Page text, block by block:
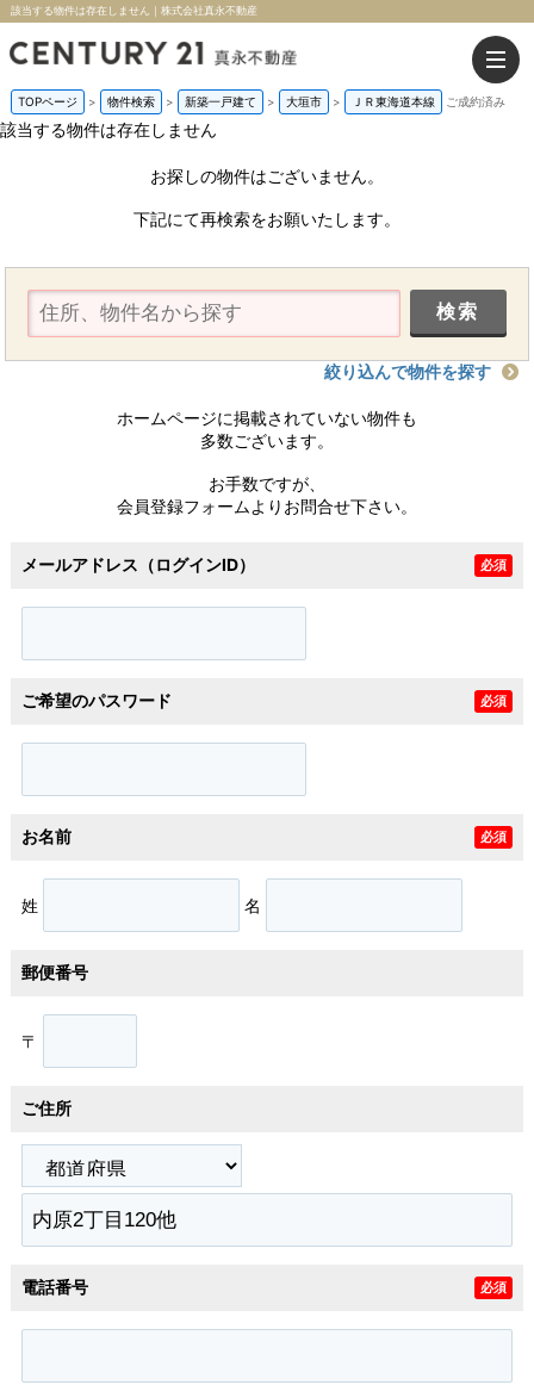
該当する物件は存在しません｜株式会社真永不動産
TOPページ > 物件検索 > 新築一戸建て > 大垣市 > ＪＲ東海道本線 ご成約済み
該当する物件は存在しません
お探しの物件はございません。
下記にて再検索をお願いたします。
絞り込んで物件を探す
ホームページに掲載されていない物件も
多数ございます。
お手数ですが、
会員登録フォームよりお問合せ下さい。
メールアドレス（ログインID） 必須
ご希望のパスワード 必須
お名前 必須
姓 名
郵便番号
〒
ご住所
電話番号 必須